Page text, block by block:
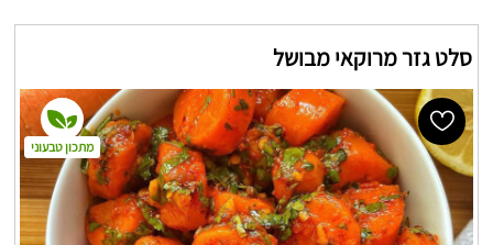
סלט גזר מרוקאי מבושל
מתכון טבעוני